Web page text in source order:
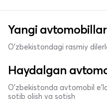
Yangi avtomobillar
O'zbekistondagi rasmiy
Haydalgan
O'zbekistonda avtomobil
sotib olish va sotish